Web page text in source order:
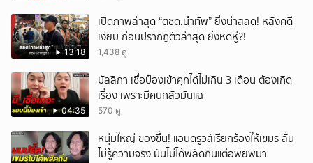
13:18
เปิดภาพล่าสุด “ตชด.นำทัพ” ยิ่งน่าสลด! หลังคดี
เงียบ ก่อนปรากฎตัวล่าสุด ยิ่งหดหู่?!
1,438 ดู
04:35
มัลลิกา เชื่อป๋องเข้าคุกได้ไม่เกิน 3 เดือน ต้องเกิด
เรื่อง เพราะมีคนกลัวมันแฉ
570 ดู
หนุ่มใหญ่ ของขึ้น! แอนดรูวส์เรียกร้องให้เขมร ลั่น
ไม่รู้ความจริง มันไม่ได้พลัดถิ่นแต่อพยพมา